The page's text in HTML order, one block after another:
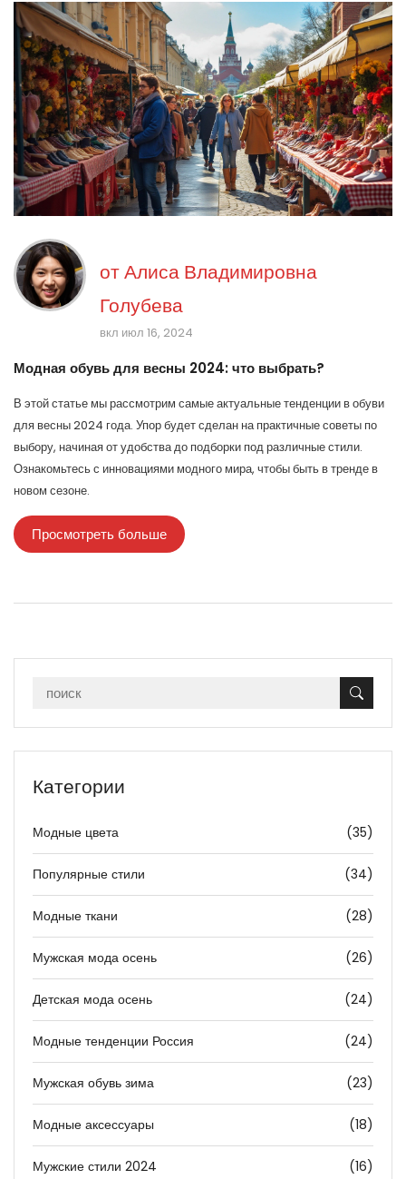
отАлиса Владимировна
Голубева
вкл июл 16, 2024
Модная обувь для весны 2024: что выбрать?
В этой статье мы рассмотрим самые актуальные тенденции в обуви
для весны 2024 года. Упор будет сделан на практичные советы по
выбору, начиная от удобства до подборки под различные стили.
Ознакомьтесь с инновациями модного мира, чтобы быть в тренде в
новом сезоне.
Просмотреть больше
Категории
Модные цвета (35)
Популярные стили (34)
Модные ткани (28)
Мужская мода осень (26)
Детская мода осень (24)
Модные тенденции Россия (24)
Мужская обувь зима (23)
Модные аксессуары (18)
Мужские стили 2024 (16)